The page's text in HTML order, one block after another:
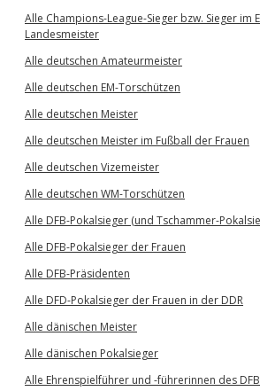
Alle Champions-League-Sieger bzw. Sieger im
Landesmeister
Alle deutschen Amateurmeister
Alle deutschen EM-Torschützen
Alle deutschen Meister
Alle deutschen Meister im Fußball der Frauen
Alle deutschen Vizemeister
Alle deutschen WM-Torschützen
Alle DFB-Pokalsieger (und Tschammer-
Alle DFB-Pokalsieger der Frauen
Alle DFB-Präsidenten
Alle DFD-Pokalsieger der Frauen in der DDR
Alle dänischen Meister
Alle dänischen Pokalsieger
Alle Ehrenspielführer und -führerinnen des DFB